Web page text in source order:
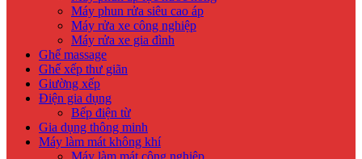
Máy phun rửa siêu cao áp
Máy rửa xe công nghiệp
Máy rửa xe gia đình
Ghế massage
Ghế xếp thư giãn
Giường xếp
Điện gia dụng
Bếp điện từ
Gia dụng thông minh
Máy làm mát không khí
Máy làm mát công nghiệp